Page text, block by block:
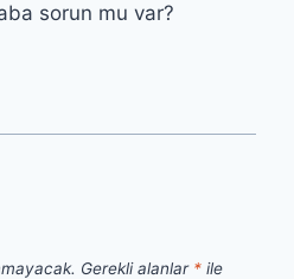
sorun mu var?
Gerekli alanlar * ile